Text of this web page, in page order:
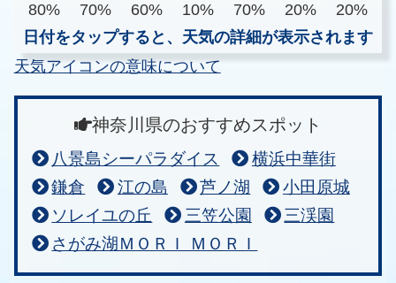
80%
70% 60% 10% 70% 20%
20%
日付をタップすると、天気の詳細が表示されます
天気アイコンの意味について
神奈川県のおすすめスポット
八景島シーパラダイス
横浜中華街
鎌倉
江の島 芦ノ湖
小田原城
ソレイユの丘
三笠公園
三渓園
さがみ湖ＭＯＲＩ ＭＯＲＩ